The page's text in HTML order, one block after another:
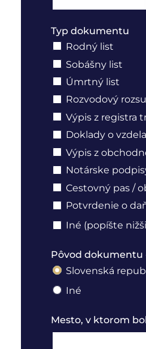
Typ dokumentu
Rodný list
Sobášny list
Úmrtný list
Rozvodový
Výpis z registra
Doklady o
Výpis z
Notárske
Cestovný pas /
Potvrdenie o
Iné (popíšte
Pôvod dokumentu
Slovenská
Iné
Mesto, v ktorom